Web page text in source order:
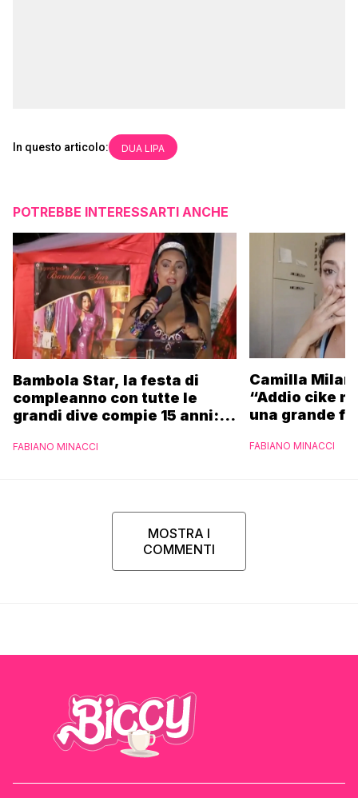
In questo articolo: DUA LIPA
POTREBBE INTERESSARTI ANCHE
Bambola Star, la festa di
compleanno con tutte le
grandi dive compie 15 anni: il
FABIANO MINACCI
Camilla
“Addio cike
una grande
FABIANO MINACCI
MOSTRA I
COMMENTI